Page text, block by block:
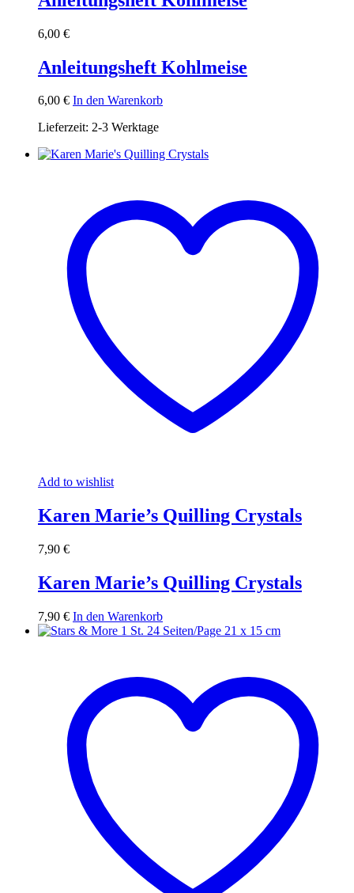
6,00 €
Anleitungsheft Kohlmeise
6,00 € In den Warenkorb
Lieferzeit: 2-3 Werktage
Add to wishlist
Karen Marie’s Quilling Crystals
7,90 €
Karen Marie’s Quilling Crystals
7,90 € In den Warenkorb